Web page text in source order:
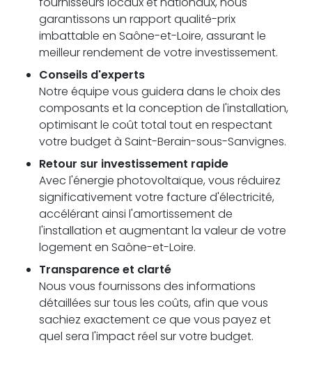
garantissons un rapport qualité-prix
imbattable en Saône-et-Loire, assurant le
meilleur rendement de votre investissement.
Conseils d'experts
Notre équipe vous guidera dans le choix des
composants et la conception de l'installation,
optimisant le coût total tout en respectant
votre budget à Saint-Berain-sous-Sanvignes.
Retour sur investissement rapide
Avec l'énergie photovoltaïque, vous réduirez
significativement votre facture d'électricité,
accélérant ainsi l'amortissement de
l'installation et augmentant la valeur de votre
logement en Saône-et-Loire.
Transparence et clarté
Nous vous fournissons des informations
détaillées sur tous les coûts, afin que vous
sachiez exactement ce que vous payez et
quel sera l'impact réel sur votre budget.